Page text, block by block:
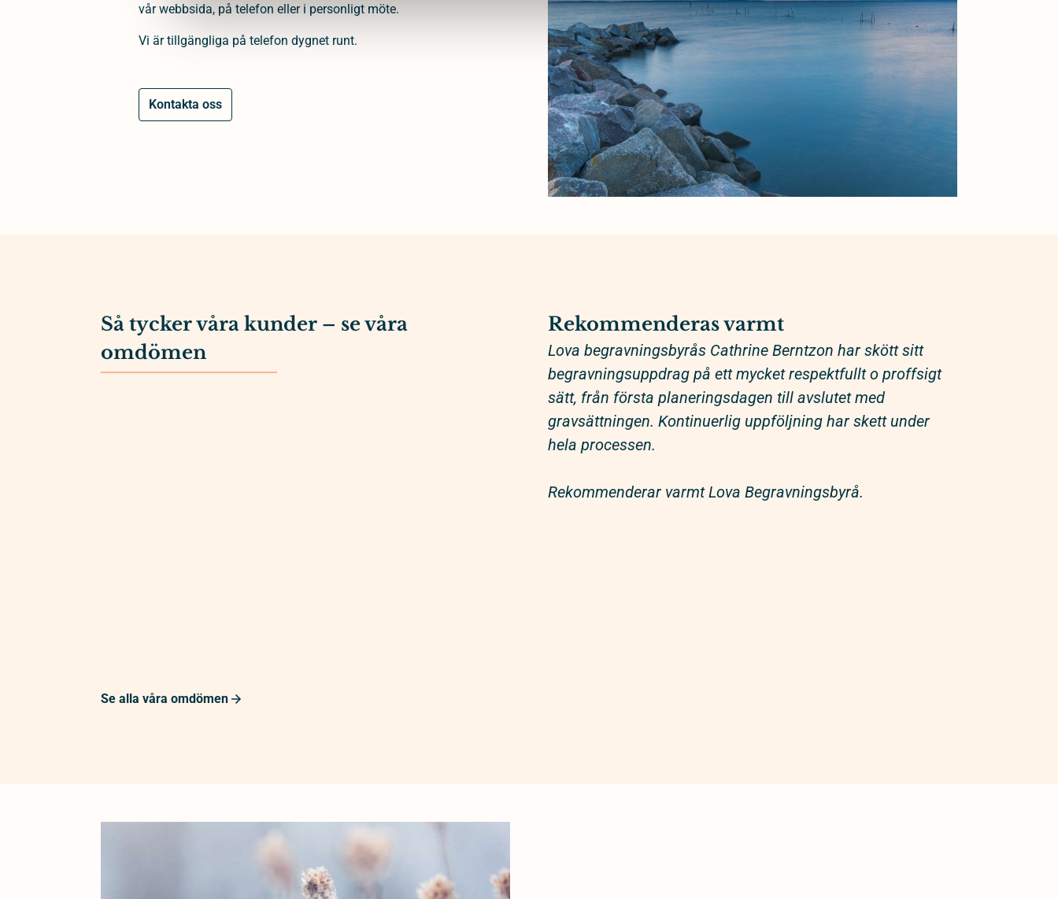
vår webbsida, på telefon eller i personligt möte.
Vi är tillgängliga på telefon dygnet runt.
Kontakta oss
Så tycker våra kunder – se våra
omdömen
Rekommenderas varmt
Lova begravningsbyrås Cathrine Berntzon har skött sitt
begravningsuppdrag på ett mycket respektfullt o proffsigt
sätt, från första planeringsdagen till avslutet med
gravsättningen. Kontinuerlig uppföljning har skett under
hela processen.
Rekommenderar varmt Lova Begravningsbyrå.
Se alla våra omdömen